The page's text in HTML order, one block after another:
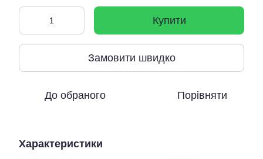
Купити
Замовити швидко
До обраного Порівняти
Характеристики